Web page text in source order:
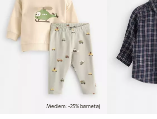
Medlem: -25% børnetøj